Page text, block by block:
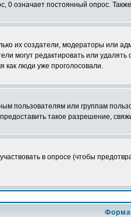
0 означает постоянный опрос.
их создатели, модераторы или
могут редактировать или
как люди уже проголосовали.
пользователям или группам
такое разрешение,
в опросе (чтобы